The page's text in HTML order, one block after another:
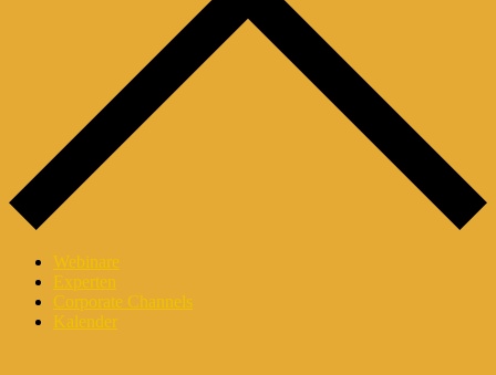
Webinare
Experten
Corporate Channels
Kalender